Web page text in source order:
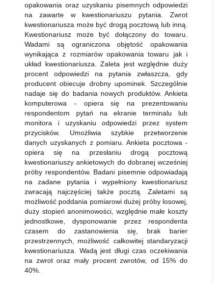
opakowania oraz uzyskaniu pisemnych odpowiedzi
na zawarte w kwestionariuszu pytania. Zwrot
kwestionariusza może być drogą pocztową lub inną.
Kwestionariusz może być dołączony do towaru.
Wadami są ograniczona objętość opakowania
wynikająca z rozmiarów opakowania towaru jak i
układ kwestionariusza. Zaleta jest względnie duży
procent odpowiedzi na pytania zwłaszcza, gdy
producent obiecuje drobny upominek. Szczególnie
nadaje się do badania nowych produktów. Ankieta
komputerowa - opiera się na prezentowaniu
respondentom pytań na ekranie terminalu lub
monitora i uzyskaniu odpowiedzi przez system
przycisków. Umożliwia szybkie przetworzenie
danych uzyskanych z pomiaru. Ankieta pocztowa -
opiera się na przesłaniu drogą pocztową
kwestionariuszy ankietowych do dobranej wcześniej
próby respondentów. Badani pisemnie odpowiadają
na zadane pytania i wypełniony kwestionariusz
zwracają najczęściej także pocztą. Zaletami są
możliwość poddania pomiarowi dużej próby losowej,
duży stopień anonimowości, względnie małe koszty
jednostkowe, dysponowanie przez respondenta
czasem do zastanowienia się, brak barier
przestrzennych, możliwość całkowitej standaryzacji
kwestionariusza. Wadą jest długi czas oczekiwania
na zwrot oraz mały procent zwrotów, od 15% do
40%.